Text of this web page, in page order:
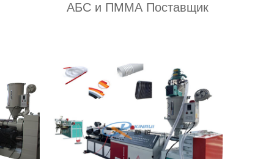
АБС и ПММА Поставщик